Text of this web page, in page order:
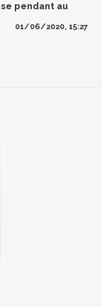
pendant au
01/06/2020, 15:27